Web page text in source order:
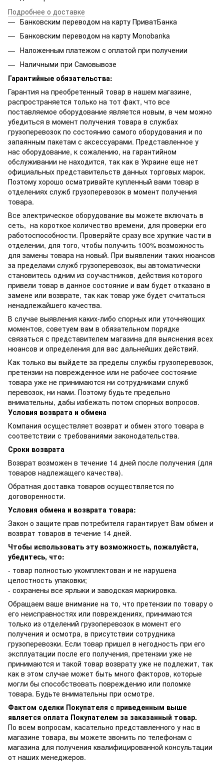
Подробнее о доставке
Банковским переводом на карту ПриватБанка
Банковским переводом на карту Мonobanka
Наложенным платежом с оплатой при получении
Наличными при Самовывозе
Гарантийные обязательства:
Гарантия на преобретенный товар в нашем магазине,
распространяется только на тот факт, что все
поставляемое оборудование является новым, в чем можно
убедиться в момент получения товара в службах
грузоперевозок по состоянию самого оборудования и по
запаянным пакетам с аксессуарами. Представленное у
нас оборудование, к сожалению, на гарантийном
обслуживании не находится, так как в Украине еще нет
официальных представительств данных торговых марок.
Поэтому хорошо осматривайте купленный вами товар в
отделениях служб грузоперевозок в момент получения
товара.
Все электрическое оборудование вы можете включать в
сеть, на короткое количество времени, для проверки его
работоспособности. Проверяйте сразу все хрупкие части в
отделении, для того, чтобы получить 100% возможность
для замены товара на новый. При выявлении таких нюансов
за пределами служб грузоперевозок, вы автоматически
становитесь одним из соучастников, действия которого
привели товар в данное состояние и вам будет отказано в
замене или возврате, так как товар уже будет считаться
ненадлежайшего качества.
В случае выявления каких-либо спорных или уточняющих
моментов, советуем вам в обязательном порядке
связаться с представителем магазина для выяснения всех
нюансов и определения для вас дальнейших действий.
Как только вы выйдете за пределы службы грузоперевозок,
претензии на поврежденное или не рабочее состояние
товара уже не принимаются ни сотрудниками служб
перевозок, ни нами. Поэтому будьте предельно
внимательны, дабы избежать потом спорных вопросов.
Условия возврата и обмена
Компания осуществляет возврат и обмен этого товара в
соответствии с требованиями законодательства.
Сроки возврата
Возврат возможен в течение 14 дней после получения (для
товаров надлежащего качества).
Обратная доставка товаров осуществляется по
договоренности.
Условия обмена и возврата товара:
Закон о защите прав потребителя гарантирует Вам обмен и
возврат товаров в течение 14 дней.
Чтобы использовать эту возможность, пожалуйста,
убедитесь, что:
- товар полностью укомплектован и не нарушена
целостность упаковки;
- сохранены все ярлыки и заводская маркировка.
Обращаем ваше внимание на то, что претензии по товару о
его неисправностях или повреждениях, принимаются
только из отделений грузоперевозок в момент его
получения и осмотра, в присутствии сотрудника
грузоперевозки. Если товар пришел в негодность при его
эксплуатации после его получения, претензии уже не
принимаются и такой товар возврату уже не подлежит, так
как в этом случае может быть много факторов, которые
могли бы способствовать повреждению или поломке
товара. Будьте внимательны при осмотре.
Фактом сделки Покупателя с приведенным выше
является оплата Покупателем за заказанный товар.
По всем вопросам, касательно представленного у нас в
магазине товара, вы можете звонить по телефонам с
магазина для получения квалифицированной консультации
от наших менеджеров.